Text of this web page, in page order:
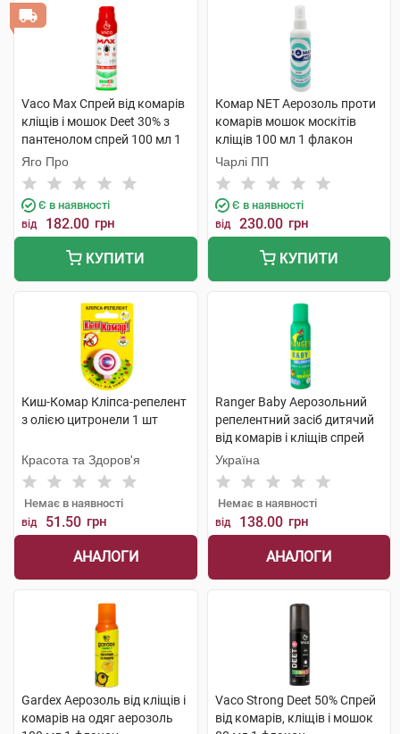
Vaco Max Спрей від комарів
кліщів і мошок Deet 30% з
пантенолом спрей 100 мл 1
флакон
Яго Про
Є в наявності
від 182.00 грн
КУПИТИ
Комар NET Аерозоль проти
комарів мошок москітів
кліщів 100 мл 1 флакон
Чарлі ПП
Є в наявності
від 230.00 грн
КУПИТИ
Киш-Комар Кліпса-репелент
з олією цитронели 1 шт
Красота та Здоров'я
Немає в наявності
від 51.50 грн
АНАЛОГИ
Ranger Baby Аерозольний
репелентний засіб дитячий
від комарів і кліщів спрей
150 мл 1 флакон
Україна
Немає в наявності
від 138.00 грн
АНАЛОГИ
Gardex Аерозоль від кліщів і
комарів на одяг аерозоль
Vaco Strong Deet 50% Спрей
від комарів, кліщів і мошок